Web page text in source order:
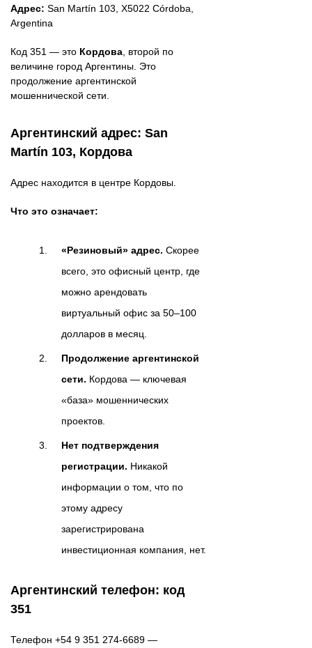
Адрес: San Martín 103, X5022 Córdoba,
Argentina
Код 351 — это Кордова , второй по
величине город Аргентины. Это
продолжение аргентинской
мошеннической сети.
Аргентинский адрес: San
Martín 103, Кордова
Адрес находится в центре Кордовы.
Что это означает:
«Резиновый» адрес. Скорее
всего, это офисный центр, где
можно арендовать
виртуальный офис за 50–100
долларов в месяц.
Продолжение аргентинской
сети. Кордова — ключевая
«база» мошеннических
проектов.
Нет подтверждения
регистрации. Никакой
информации о том, что по
этому адресу
зарегистрирована
инвестиционная компания, нет.
Аргентинский телефон: код
351
Телефон +54 9 351 274-6689 —